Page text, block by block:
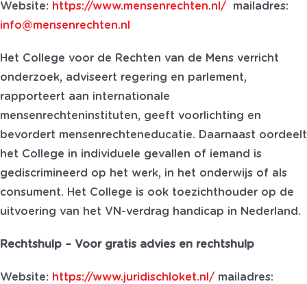
Website: https://www.mensenrechten.nl/mailadres:
info@mensenrechten.nl
Het College voor de Rechten van de Mens verricht
onderzoek, adviseert regering en parlement,
rapporteert aan internationale
mensenrechteninstituten, geeft voorlichting en
bevordert mensenrechteneducatie. Daarnaast oordeelt
het College in individuele gevallen of iemand is
gediscrimineerd op het werk, in het onderwijs of als
consument. Het College is ook toezichthouder op de
uitvoering van het VN-verdrag handicap in Nederland.
Rechtshulp – Voor gratis advies en rechtshulp
Website: https://www.juridischloket.nl/mailadres: